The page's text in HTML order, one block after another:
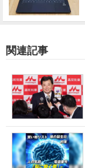
関連記事